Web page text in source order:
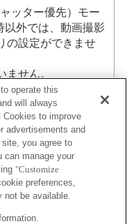
ッター優先）モー
以外では、動画撮影
の設定ができませ
せん。
Aマウントレン
トリングを回しても
動しません。 「カ
「ピント拡大」も
り当てて使用してく
せん。
、暗いシーンや画
外れた状態からのオ
operate this
will always
to improve
advertisements and
you agree to
can manage your
"Customize
preferences,
not be available.